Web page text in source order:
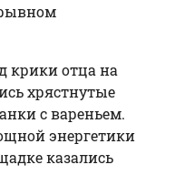
крики отца на
хрястнутые
с вареньем.
энергетики
казались